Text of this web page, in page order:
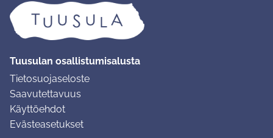
Tuusulan osallistumisalusta
Tietosuojaseloste
Saavutettavuus
Käyttöehdot
Evästeasetukset